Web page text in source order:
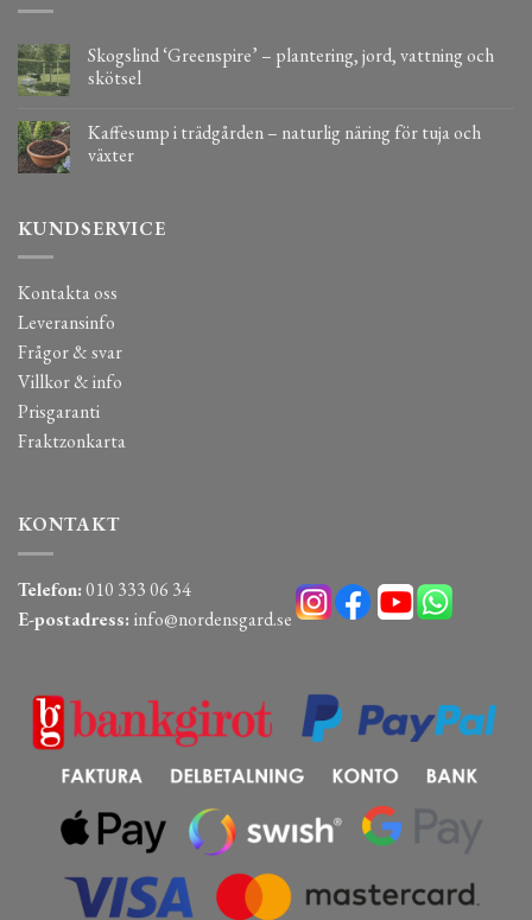
Skogslind ‘Greenspire’ – plantering, jord, vattning och
skötsel
Kaffesump i trädgården – naturlig näring för tuja och
växter
KUNDSERVICE
Kontakta oss
Leveransinfo
Frågor & svar
Villkor & info
Prisgaranti
Fraktzonkarta
KONTAKT
Telefon:010 333 06 34
E-postadress: info@nordensgard.se